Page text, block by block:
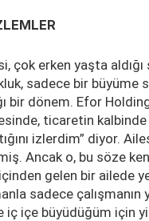
çok erken yaşta
sadece bir büyüme
bir dönem. Efor
ticaretin
izlerdim” diyor.
Ancak o, bu söze
gelen bir ailede
sadece
iç içe büyüdüğüm için